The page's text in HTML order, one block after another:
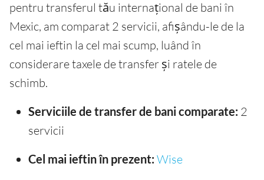
pentru transferul tău internațional de bani în
Mexic, am comparat 2 servicii, afișându-le de la
cel mai ieftin la cel mai scump, luând în
considerare taxele de transfer și ratele de
schimb.
Serviciile de transfer de bani comparate: 2
servicii
Cel mai ieftin în prezent: Wise